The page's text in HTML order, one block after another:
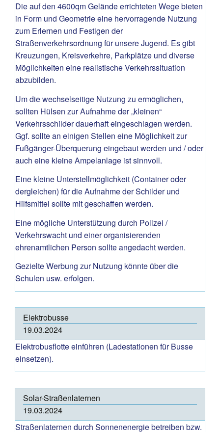
Die auf den 4600qm Gelände errichteten Wege bieten
in Form und Geometrie eine hervorragende Nutzung
zum Erlernen und Festigen der
Straßenverkehrsordnung für unsere Jugend. Es gibt
Kreuzungen, Kreisverkehre, Parkplätze und diverse
Möglichkeiten eine realistische Verkehrssituation
abzubilden.
Um die wechselseitige Nutzung zu ermöglichen,
sollten Hülsen zur Aufnahme der „kleinen“
Verkehrsschilder dauerhaft eingeschlagen werden.
Ggf. sollte an einigen Stellen eine Möglichkeit zur
Fußgänger-Überquerung eingebaut werden und / oder
auch eine kleine Ampelanlage ist sinnvoll.
Eine kleine Unterstellmöglichkeit (Container oder
dergleichen) für die Aufnahme der Schilder und
Hilfsmittel sollte mit geschaffen werden.
Eine mögliche Unterstützung durch Polizei /
Verkehrswacht und einer organisierenden
ehrenamtlichen Person sollte angedacht werden.
Gezielte Werbung zur Nutzung könnte über die
Schulen usw. erfolgen.
Elektrobusse
19.03.2024
Elektrobusflotte einführen (Ladestationen für Busse
einsetzen).
Solar-Straßenlaternen
19.03.2024
Straßenlaternen durch Sonnenenergie betreiben bzw.